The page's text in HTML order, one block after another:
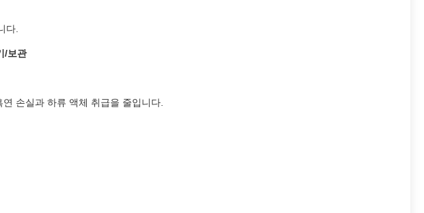
다.
/보관
손실과 하류 액체 취급을 줄입니다.